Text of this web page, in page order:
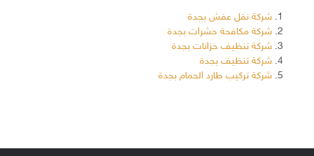
شركة نقل عفش بجدة
شركة مكافحة حشرات بجدة
شركة تنظيف خزانات بجدة
شركة تنظيف بجدة
شركة تركيب طارد الحمام بجدة